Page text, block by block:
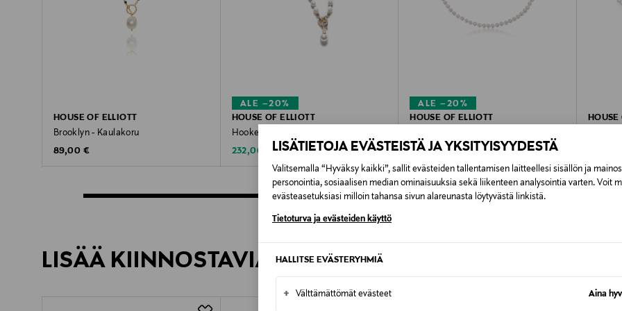
LISÄTIETOJA EVÄSTEISTÄ JA YKSITYISYYDESTÄ
Valitsemalla “Hyväksy kaikki”, sallit evästeiden tallentamisen laitteellesi sisällön ja
personointia, sosiaalisen median ominaisuuksia sekä liikenteen analysointia varten. Voit
evästeasetuksiasi milloin tahansa sivun alareunasta löytyvästä linkistä.
Tietoturva ja evästeiden käyttö
HALLITSE EVÄSTERYHMIÄ
+ Välttämättömät evästeet Aina
HOUSE OF ELLIOTT
Brooklyn - Kaulakoru
Original Price
89,00 €
ALE –20%
HOUSE OF ELLIOTT
Hooked - Kaulakoru
Discounted Price
232,00 € Original Price
290,00 €
ALE –20%
HOUSE OF ELLIOTT
Discounted Price
119,00 € Original Price
149,00 €
HOUSE
LISÄÄ KIINNOSTAVIA TUOTTEITA